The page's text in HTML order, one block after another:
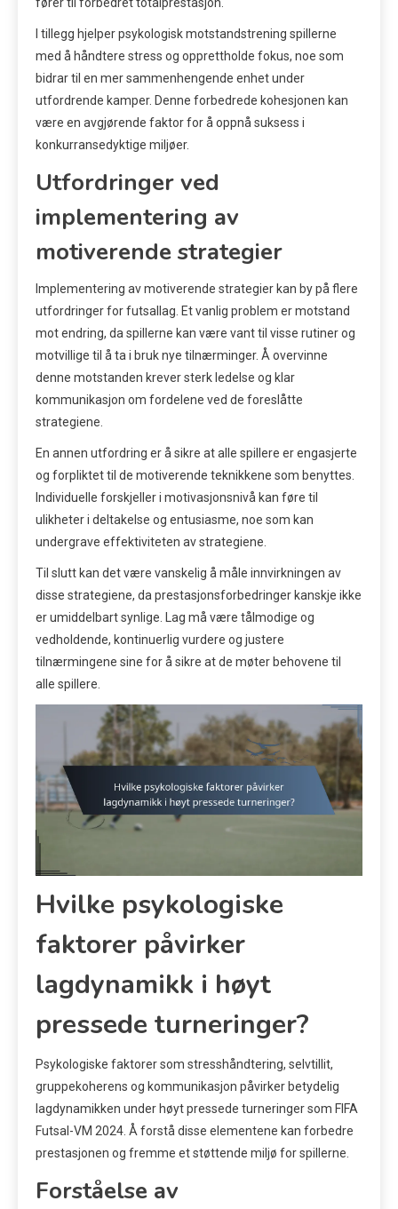
I tillegg hjelper psykologisk motstandstrening spillerne
med å håndtere stress og opprettholde fokus, noe som
bidrar til en mer sammenhengende enhet under
utfordrende kamper. Denne forbedrede kohesjonen kan
være en avgjørende faktor for å oppnå suksess i
konkurransedyktige miljøer.
Utfordringer ved
implementering av
motiverende strategier
Implementering av motiverende strategier kan by på flere
utfordringer for futsallag. Et vanlig problem er motstand
mot endring, da spillerne kan være vant til visse rutiner og
motvillige til å ta i bruk nye tilnærminger. Å overvinne
denne motstanden krever sterk ledelse og klar
kommunikasjon om fordelene ved de foreslåtte
strategiene.
En annen utfordring er å sikre at alle spillere er engasjerte
og forpliktet til de motiverende teknikkene som benyttes.
Individuelle forskjeller i motivasjonsnivå kan føre til
ulikheter i deltakelse og entusiasme, noe som kan
undergrave effektiviteten av strategiene.
Til slutt kan det være vanskelig å måle innvirkningen av
disse strategiene, da prestasjonsforbedringer kanskje ikke
er umiddelbart synlige. Lag må være tålmodige og
vedholdende, kontinuerlig vurdere og justere
tilnærmingene sine for å sikre at de møter behovene til
alle spillere.
Hvilke psykologiske
faktorer påvirker
lagdynamikk i høyt
pressede turneringer?
Psykologiske faktorer som stresshåndtering, selvtillit,
gruppekoherens og kommunikasjon påvirker betydelig
lagdynamikken under høyt pressede turneringer som FIFA
Futsal-VM 2024. Å forstå disse elementene kan forbedre
prestasjonen og fremme et støttende miljø for spillerne.
Forståelse av